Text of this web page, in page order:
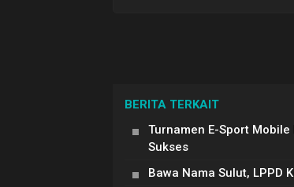
BERITA TERKAIT
Turnamen E-Sport
Sukses
Bawa Nama Sulut, LPPD